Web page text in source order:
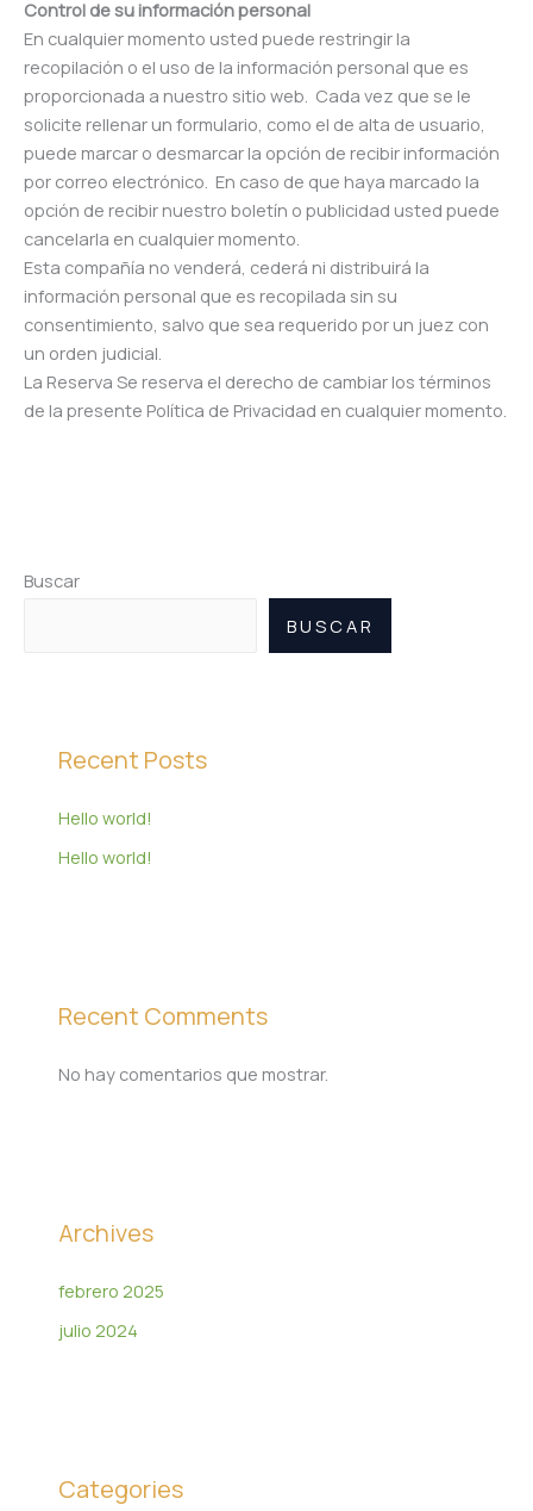
Buscar
BUSCAR
Recent Posts
Hello world!
Hello world!
Recent Comments
No hay comentarios que mostrar.
Archives
febrero 2025
julio 2024
Categories
Control de su información personal
En cualquier momento usted puede restringir la
recopilación o el uso de la información personal que es
proporcionada a nuestro sitio web. Cada vez que se le
solicite rellenar un formulario, como el de alta de usuario,
puede marcar o desmarcar la opción de recibir información
por correo electrónico. En caso de que haya marcado la
opción de recibir nuestro boletín o publicidad usted puede
cancelarla en cualquier momento.
Esta compañía no venderá, cederá ni distribuirá la
información personal que es recopilada sin su
consentimiento, salvo que sea requerido por un juez con
un orden judicial.
La Reserva Se reserva el derecho de cambiar los términos
de la presente Política de Privacidad en cualquier momento.